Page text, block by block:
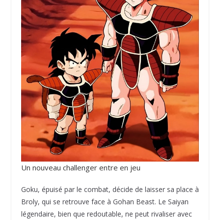
Un nouveau challenger entre en jeu
Goku, épuisé par le combat, décide de laisser sa place à
Broly, qui se retrouve face à Gohan Beast. Le Saiyan
légendaire, bien que redoutable, ne peut rivaliser avec